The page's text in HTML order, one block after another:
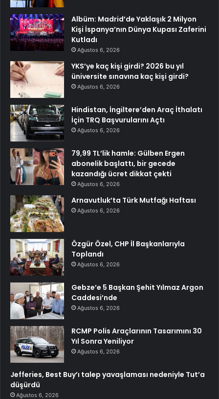
Albüm: Madrid’de Yaklaşık 2 Milyon
Kişi İspanya’nın Dünya Kupası Zaferini
Kutladı
Ağustos 6, 2026
YKS’ye kaç kişi girdi? 2026 bu yıl
üniversite sınavına kaç kişi girdi?
Ağustos 6, 2026
Hindistan, İngiltere’den Araç İthalatı
İçin TRQ Başvurularını Açtı
Ağustos 6, 2026
79,99 TL’lik hamle: Gülben Ergen
abonelik başlattı, bir gecede
kazandığı ücret dikkat çekti
Ağustos 6, 2026
Arnavutluk’ta Türk Mutfağı Haftası
Ağustos 6, 2026
Özgür Özel, CHP İl Başkanlarıyla
Toplandı
Ağustos 6, 2026
Gebze’e 5 Başkan Şehit Yılmaz Argon
Caddesi’nde
Ağustos 6, 2026
RCMP Polis Araçlarının Tasarımını 30
Yıl Sonra Yeniliyor
Ağustos 6, 2026
Jefferies, Best Buy’ı talep yavaşlaması nedeniyle Tut’a
düşürdü
Ağustos 6, 2026